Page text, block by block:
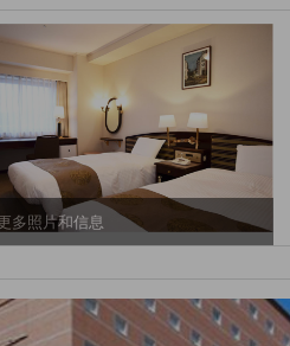
多照片和信息